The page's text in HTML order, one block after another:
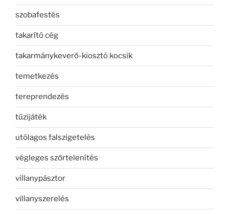
szobafestés
takarító cég
takarmánykeverő-kiosztó kocsik
temetkezés
tereprendezés
tűzijáték
utólagos falszigetelés
végleges szőrtelenítés
villanypásztor
villanyszerelés